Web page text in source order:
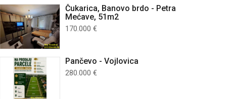
Čukarica, Banovo brdo - Petra
Mećave, 51m2
170.000 €
Pančevo - Vojlovica
280.000 €